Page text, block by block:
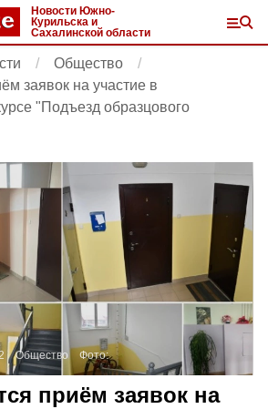
Новости Южно-
Курильска и
Сахалинской области
Общество
заявок на участие в
"Подъезд образцового
Общество Фото:
приём заявок на